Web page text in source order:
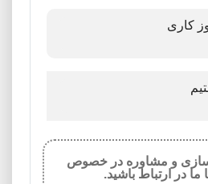
و مشاوره در خصوص
در ارتباط باشید.